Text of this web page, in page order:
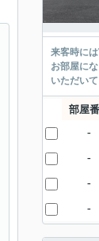
来客時に
お部屋に
いただい
部屋
-
-
-
-